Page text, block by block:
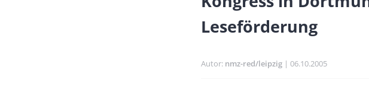
Size
Leseförderung
Autor nmz-red/leipzig Publikationsdatum
06.10.2005